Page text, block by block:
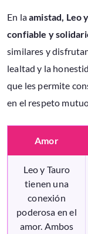
En laamistad, Leo
confiable y
similares y
lealtad y la
que les permite
en el respeto
Amor
Leo y Tauro
tienen una
conexión
poderosa en el
amor. Ambos